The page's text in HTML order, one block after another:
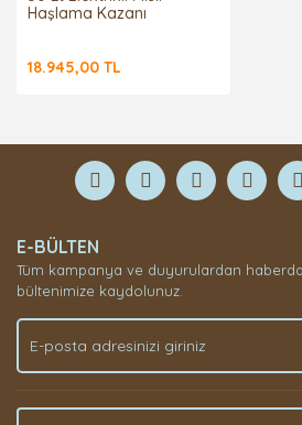
Haşlama Kazanı
18.945,00 TL
E-BÜLTEN
Tüm kampanya ve duyurulardan
bültenimize kaydolunuz.